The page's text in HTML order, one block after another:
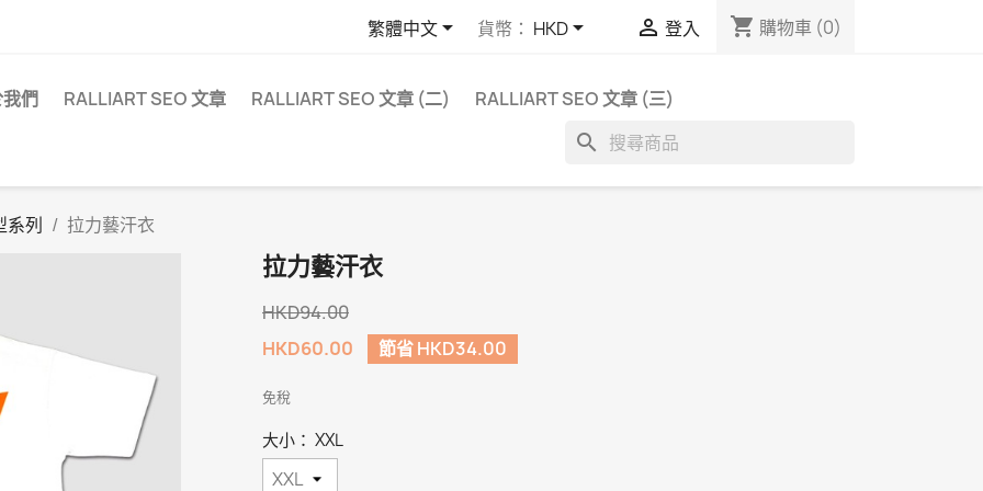
繁體中文 貨幣： HKD  登入 shopping_cart 購物車 (0)
們 RALLIART SEO 文章 RALLIART SEO 文章 (二) RALLIART SEO 文章 (三)
search
系列 拉力藝汗衣
拉力藝汗衣
HKD94.00
HKD60.00
節省 HKD34.00
免稅
大小： XXL